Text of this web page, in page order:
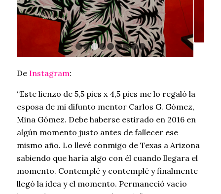
1 2 3 4 5 8 9
DeInstagram:
“Este lienzo de 5,5 pies x 4,5 pies me lo regaló la
esposa de mi difunto mentor Carlos G. Gómez,
Mina Gómez. Debe haberse estirado en 2016 en
algún momento justo antes de fallecer ese
mismo año. Lo llevé conmigo de Texas a Arizona
sabiendo que haría algo con él cuando llegara el
momento. Contemplé y contemplé y finalmente
llegó la idea y el momento. Permaneció vacío
hasta ahora, cinco años después”.